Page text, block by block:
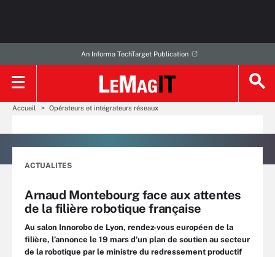
An Informa TechTarget Publication
Accueil Opérateurs et intégrateurs réseaux
ACTUALITES
Arnaud Montebourg face aux attentes
de la filière robotique française
Au salon Innorobo de Lyon, rendez-vous européen de la
filière, l’annonce le 19 mars d’un plan de soutien au secteur
de la robotique par le ministre du redressement productif